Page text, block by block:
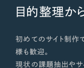
目的整理か
初めてのサイト制作
様も歓迎。
現状の課題抽出やサ